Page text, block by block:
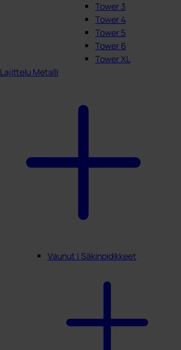
Tower 3
Tower 4
Tower 5
Tower 6
Tower XL
Lajittelu Metalli
Vaunut | Säkinpidikkeet